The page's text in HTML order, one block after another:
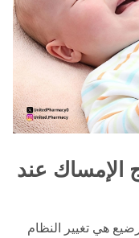
الإمساك عند
هي تغيير النظام